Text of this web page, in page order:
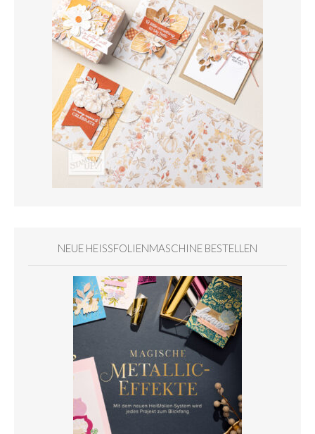
NEUE HEISSFOLIENMASCHINE BESTELLEN